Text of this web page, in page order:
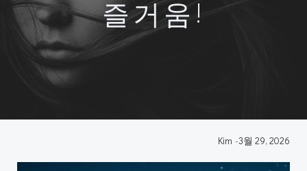
즐거움!
Kim -3월 29, 2026